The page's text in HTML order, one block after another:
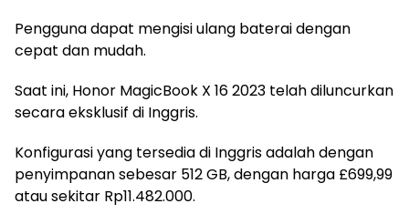
Pengguna dapat mengisi ulang baterai dengan
cepat dan mudah.
Saat ini, Honor MagicBook X 16 2023 telah diluncurkan
secara eksklusif di Inggris.
Konfigurasi yang tersedia di Inggris adalah dengan
penyimpanan sebesar 512 GB, dengan harga £699,99
atau sekitar Rp11.482.000.